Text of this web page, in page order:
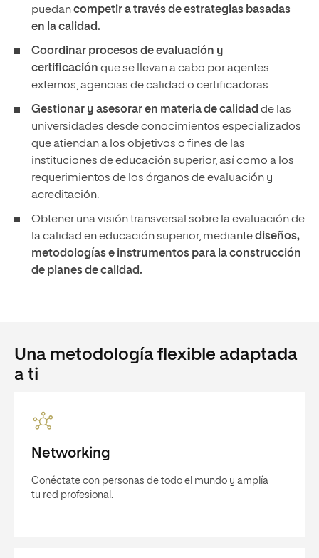
puedancompetir a través de estrategias basadas
en la calidad.
Coordinar procesos de evaluación y
certificación que se llevan a cabo por agentes
externos, agencias de calidad o certificadoras.
Gestionar y asesorar en materia de calidad de las
universidades desde conocimientos especializados
que atiendan a los objetivos o fines de las
instituciones de educación superior, así como a los
requerimientos de los órganos de evaluación y
acreditación.
Obtener una visión transversal sobre la evaluación de
la calidad en educación superior, mediantediseños,
metodologías e instrumentos para la construcción
de planes de calidad.
Una metodología flexible adaptada
a ti
Networking
Conéctate con personas de todo el mundo y amplía
tu red profesional.